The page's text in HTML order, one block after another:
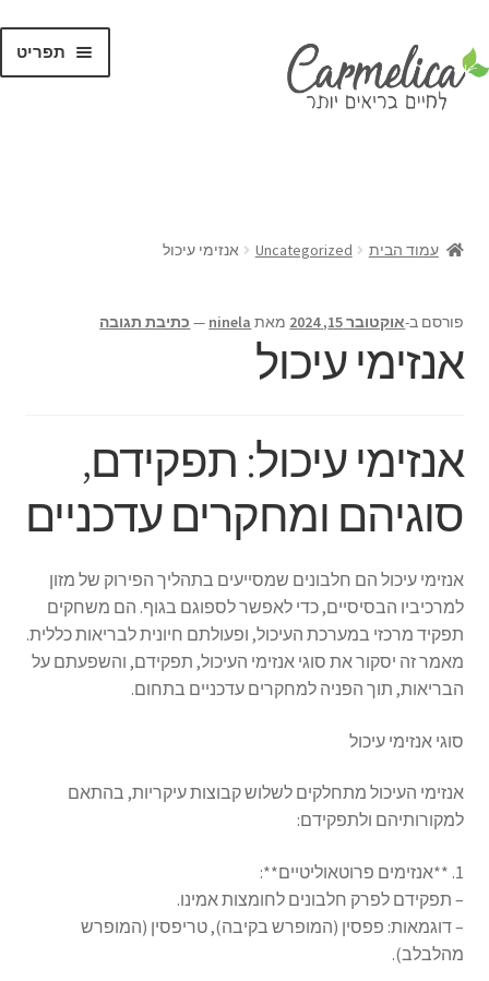
תפריט
עמוד הבית Uncategorized אנזימי עיכול
פורסם ב-אוקטובר 15, 2024 מאת ninela
— כתיבת תגובה
אנזימי עיכול
אנזימי עיכול: תפקידם,
סוגיהם ומחקרים עדכניים
אנזימי עיכול הם חלבונים שמסייעים בתהליך הפירוק של מזון
למרכיביו הבסיסיים, כדי לאפשר לספוגם בגוף. הם משחקים
תפקיד מרכזי במערכת העיכול, ופעולתם חיונית לבריאות כללית.
מאמר זה יסקור את סוגי אנזימי העיכול, תפקידם, והשפעתם על
הבריאות, תוך הפניה למחקרים עדכניים בתחום.
סוגי אנזימי עיכול
אנזימי העיכול מתחלקים לשלוש קבוצות עיקריות, בהתאם
למקורותיהם ולתפקידם:
1. **אנזימים פרוטאוליטיים**:
– תפקידם לפרק חלבונים לחומצות אמינו.
– דוגמאות: פפסין (המופרש בקיבה), טריפסין (המופרש
מהלבלב).